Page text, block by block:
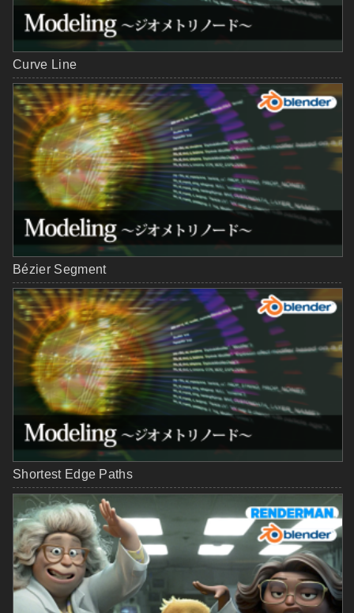
Curve Line
Bézier Segment
Shortest Edge Paths